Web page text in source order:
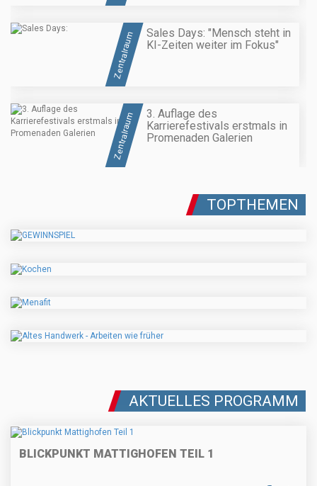
Zentralraum
Sales Days: "Mensch steht in
KI-Zeiten weiter im Fokus"
Zentralraum
3. Auflage des
Karrierefestivals erstmals in
Promenaden Galerien
TOPTHEMEN
AKTUELLES PROGRAMM
BLICKPUNKT MATTIGHOFEN TEIL 1